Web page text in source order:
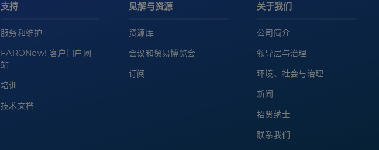
支持
服务和维护
FARONow! 客户门户网
站
培训
技术文档
见解与资源
资源库
会议和贸易博览会
订阅
关于我们
公司简介
领导层与治理
环境、社会与治理
新闻
招贤纳士
联系我们